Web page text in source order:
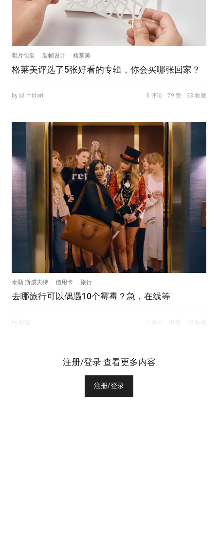
唱片包装 装帧设计 格莱美
格莱美评选了5张好看的专辑，你会买哪张回家？
by 緑 midori 3 评论 79 赞 33 收藏
泰勒·斯威夫特 信用卡 旅行
去哪旅行可以偶遇10个霉霉？急，在线等
注册/登录 查看更多内容
注册/登录